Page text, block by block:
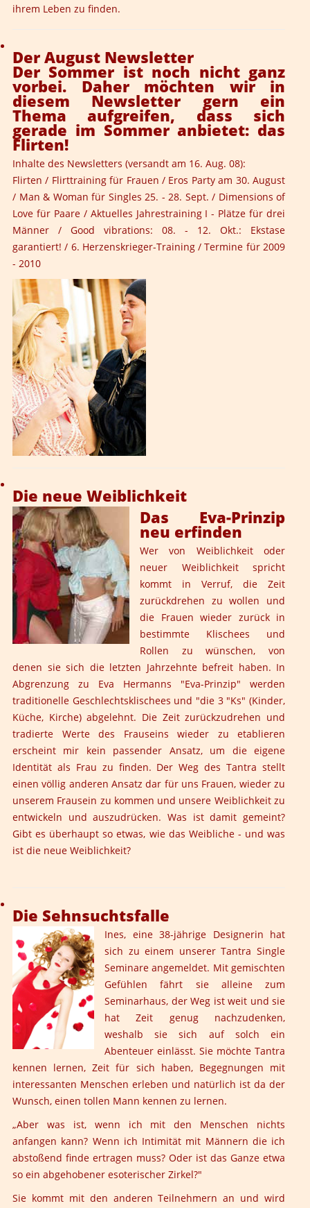
ihrem Leben zu finden.
Der August Newsletter
Der Sommer ist noch nicht ganz
vorbei. Daher möchten wir in
diesem Newsletter gern ein
Thema aufgreifen, dass sich
gerade im Sommer anbietet: das
Flirten!
Inhalte des Newsletters (versandt am 16. Aug. 08):
Flirten / Flirttraining für Frauen / Eros Party am 30. August
/ Man & Woman für Singles 25. - 28. Sept. / Dimensions of
Love für Paare / Aktuelles Jahrestraining I - Plätze für drei
Männer / Good vibrations: 08. - 12. Okt.: Ekstase
garantiert! / 6. Herzenskrieger-Training / Termine für 2009
- 2010
Die neue Weiblichkeit
Das Eva-Prinzip
neu erfinden
Wer von Weiblichkeit oder
neuer Weiblichkeit spricht
kommt in Verruf, die Zeit
zurückdrehen zu wollen und
die Frauen wieder zurück in
bestimmte Klischees und
Rollen zu wünschen, von
denen sie sich die letzten Jahrzehnte befreit haben. In
Abgrenzung zu Eva Hermanns "Eva-Prinzip" werden
traditionelle Geschlechtsklischees und "die 3 "Ks" (Kinder,
Küche, Kirche) abgelehnt. Die Zeit zurückzudrehen und
tradierte Werte des Frauseins wieder zu etablieren
erscheint mir kein passender Ansatz, um die eigene
Identität als Frau zu finden. Der Weg des Tantra stellt
einen völlig anderen Ansatz dar für uns Frauen, wieder zu
unserem Frausein zu kommen und unsere Weiblichkeit zu
entwickeln und auszudrücken. Was ist damit gemeint?
Gibt es überhaupt so etwas, wie das Weibliche - und was
ist die neue Weiblichkeit?
Die Sehnsuchtsfalle
Ines, eine 38-jährige Designerin hat
sich zu einem unserer Tantra Single
Seminare angemeldet. Mit gemischten
Gefühlen fährt sie alleine zum
Seminarhaus, der Weg ist weit und sie
hat Zeit genug nachzudenken,
weshalb sie sich auf solch ein
Abenteuer einlässt. Sie möchte Tantra
kennen lernen, Zeit für sich haben, Begegnungen mit
interessanten Menschen erleben und natürlich ist da der
Wunsch, einen tollen Mann kennen zu lernen.
„Aber was ist, wenn ich mit den Menschen nichts
anfangen kann? Wenn ich Intimität mit Männern die ich
abstoßend finde ertragen muss? Oder ist das Ganze etwa
so ein abgehobener esoterischer Zirkel?"
Sie kommt mit den anderen Teilnehmern an und wird